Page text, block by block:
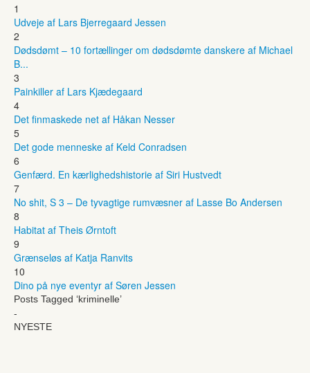
1
Udveje af Lars Bjerregaard Jessen
2
Dødsdømt – 10 fortællinger om dødsdømte danskere af Michael
B...
3
Painkiller af Lars Kjædegaard
4
Det finmaskede net af Håkan Nesser
5
Det gode menneske af Keld Conradsen
6
Genfærd. En kærlighedshistorie af Siri Hustvedt
7
No shit, S 3 – De tyvagtige rumvæsner af Lasse Bo Andersen
8
Habitat af Theis Ørntoft
9
Grænseløs af Katja Ranvits
10
Dino på nye eventyr af Søren Jessen
Posts Tagged ‘kriminelle’
-
NYESTE